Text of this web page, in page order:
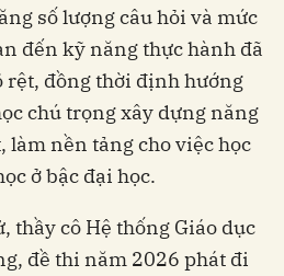
số lượng câu hỏi và mức
đến kỹ năng thực hành đã
rệt, đồng thời định hướng
chú trọng xây dựng năng
làm nền tảng cho việc học
ở bậc đại học.
thầy cô Hệ thống Giáo dục
đề thi năm 2026 phát đi